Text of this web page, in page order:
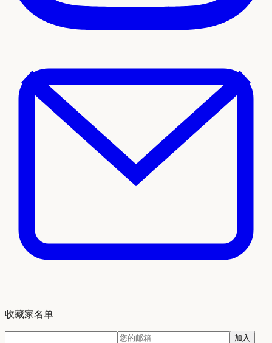
收藏家名单
加入